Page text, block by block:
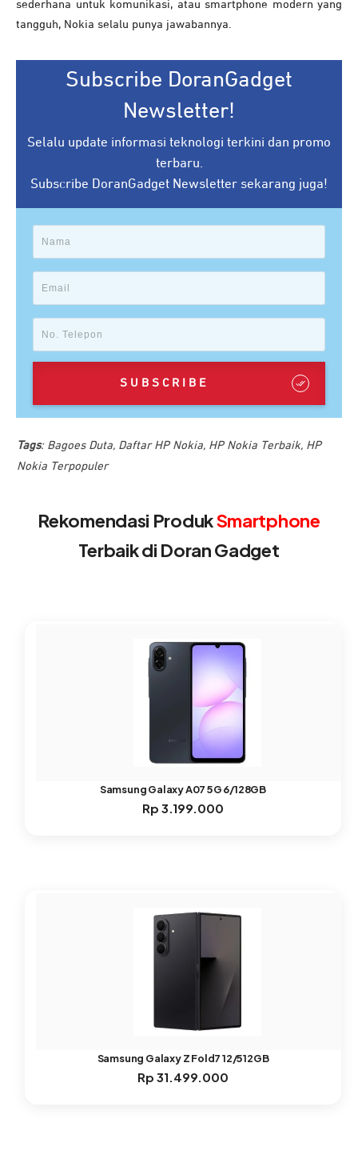
sederhana untuk komunikasi, atau smartphone modern yang
tangguh, Nokia selalu punya jawabannya.
Subscribe DoranGadget
Newsletter!
Selalu update informasi teknologi terkini dan promo
terbaru.
Subscribe DoranGadget Newsletter sekarang juga!
SUBSCRIBE
Tags: Bagoes Duta, Daftar HP Nokia, HP Nokia Terbaik, HP
Nokia Terpopuler
Rekomendasi ProdukSmartphone
Terbaik di Doran Gadget
Samsung Galaxy A07 5G 6/128GB
Rp 3.199.000
Samsung Galaxy Z Fold7 12/512GB
Rp 31.499.000